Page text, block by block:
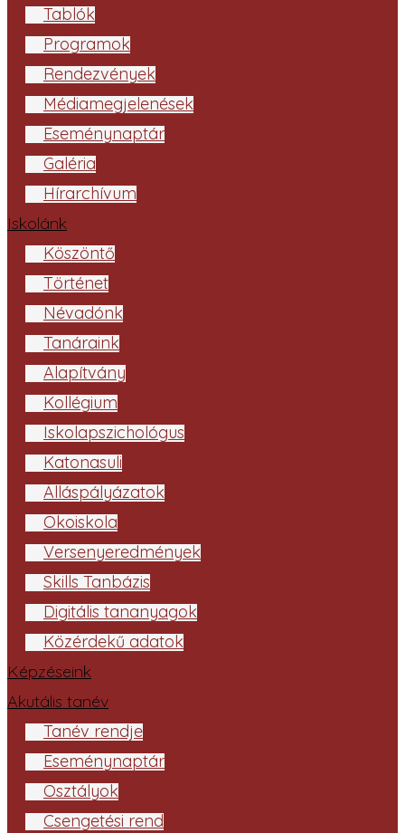
Tablók
Programok
Rendezvények
Médiamegjelenések
Eseménynaptár
Galéria
Hírarchívum
Iskolánk
Köszöntő
Történet
Névadónk
Tanáraink
Alapítvány
Kollégium
Iskolapszichológus
Katonasuli
Álláspályázatok
Ökoiskola
Versenyeredmények
Skills Tanbázis
Digitális tananyagok
Közérdekű adatok
Képzéseink
Akutális tanév
Tanév rendje
Eseménynaptár
Osztályok
Csengetési rend